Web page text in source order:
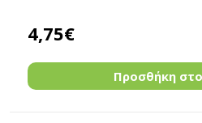
4,75€
Προσθήκη